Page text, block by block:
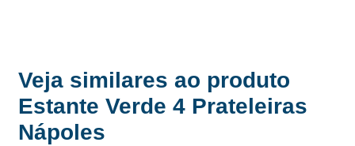
Veja similares ao produto
Estante Verde 4 Prateleiras
Nápoles